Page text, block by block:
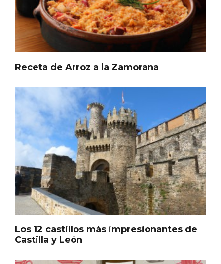
Receta de Arroz a la Zamorana
Los 12 castillos más impresionantes de
Castilla y León
El árbol de Navidad de Fuenterrebollo